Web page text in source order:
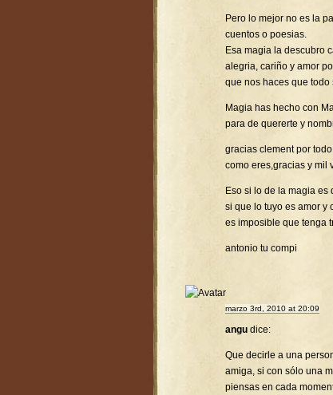
Pero lo mejor no es la
cuentos o poesias.
Esa magia la descubro
alegria, cariño y amor
que nos haces que todo
Magia has hecho con
para de quererte y
gracias clement por
como eres,gracias y mil
Eso si lo de la magia es
si que lo tuyo es amor y
es imposible que tenga
antonio tu compi
marzo 3rd, 2010 at 20:09
angu dice:
Que decirle a una
amiga, si con sólo una
piensas en cada